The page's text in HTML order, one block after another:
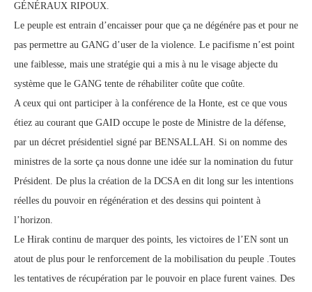
GÉNÉRAUX RIPOUX.
Le peuple est entrain d’encaisser pour que ça ne dégénére pas et pour ne
pas permettre au GANG d’user de la violence. Le pacifisme n’est point
une faiblesse, mais une stratégie qui a mis à nu le visage abjecte du
système que le GANG tente de réhabiliter coûte que coûte.
A ceux qui ont participer à la conférence de la Honte, est ce que vous
étiez au courant que GAID occupe le poste de Ministre de la défense,
par un décret présidentiel signé par BENSALLAH. Si on nomme des
ministres de la sorte ça nous donne une idée sur la nomination du futur
Président. De plus la création de la DCSA en dit long sur les intentions
réelles du pouvoir en régénération et des dessins qui pointent à
l’horizon.
Le Hirak continu de marquer des points, les victoires de l’EN sont un
atout de plus pour le renforcement de la mobilisation du peuple .Toutes
les tentatives de récupération par le pouvoir en place furent vaines. Des